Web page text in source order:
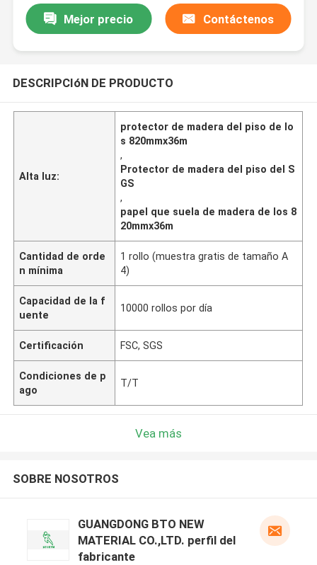
Mejor precio Contáctenos
DESCRIPCIóN DE PRODUCTO
Alta luz:
protector de madera del piso de lo
s 820mmx36m
,
Protector de madera del piso del S
GS
,
papel que suela de madera de los 8
20mmx36m
Cantidad de orde
n mínima
1 rollo (muestra gratis de tamaño A
4)
Capacidad de la f
uente
10000 rollos por día
Certificación FSC, SGS
Condiciones de p
ago
T/T
Vea más
SOBRE NOSOTROS
GUANGDONG BTO NEW
MATERIAL CO.,LTD. perfil del
fabricante